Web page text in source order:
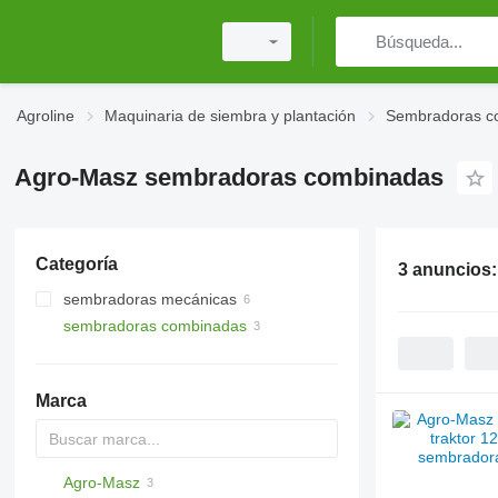
Agroline Maquinaria de siembra y plantación Sembradoras
Agro-Masz sembradoras combinadas
Categoría
sembradoras mecánicas
sembradoras combinadas
Marca
DA
Agro-Masz
3 anuncios: